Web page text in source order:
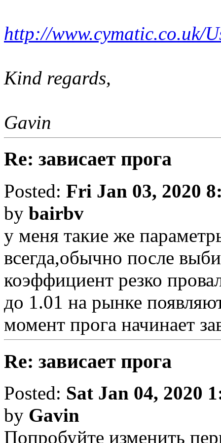
http://www.cymatic.co.uk/
Kind regards,
Gavin
Re: зависает прога
Posted: Fri Jan 03, 2020
by bairbv
у меня такие же
всегда,обычно после
коэффициент резко
до 1.01 на рынке
момент прога начинает
Re: зависает прога
Posted: Sat Jan 04, 2020
by Gavin
Попробуйте изменить